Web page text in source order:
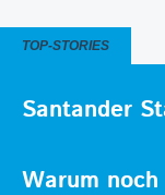
TOP-STORIES
Santander
Warum